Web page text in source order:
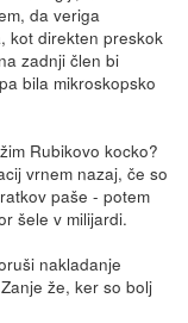
da veriga
kot direkten preskok
zadnji člen bi
bila mikroskopsko
Rubikovo kocko?
vrnem nazaj, če so
paše - potem
šele v milijardi.
nakladanje
že, ker so bolj